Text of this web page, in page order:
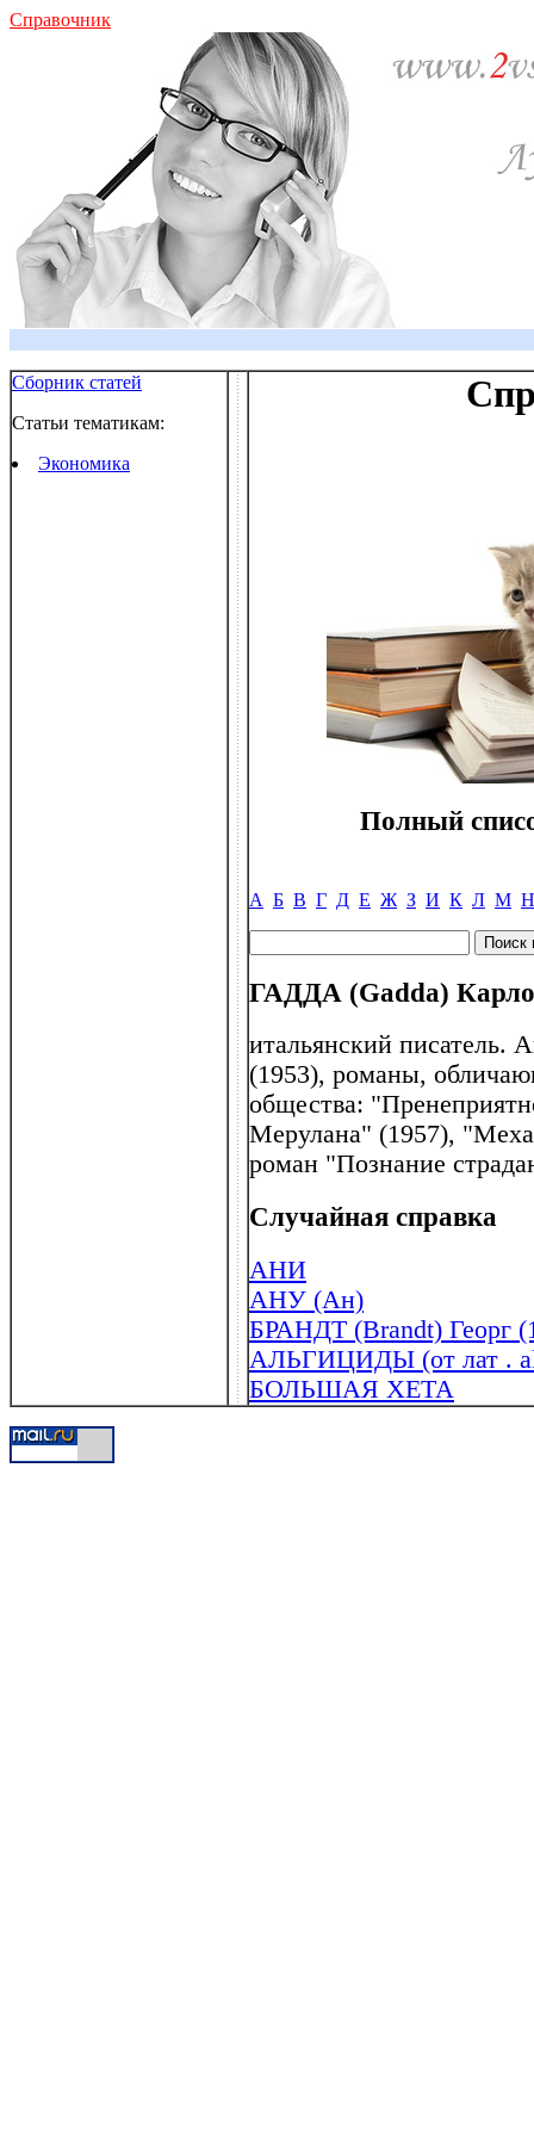
Справочник
Сборник статей
Статьи тематикам:
Экономика
Полный
А Б В Г Д Е Ж З И К Л М Н
ГАДДА (Gadda)
итальянский писатель.
(1953), романы,
общества:
Мерулана" (1957),
роман "Познание
Случайная справка
АНИ
АНУ (Ан)
БРАНДТ (Brandt) Георг
АЛЬГИЦИДЫ (от лат .
БОЛЬШАЯ ХЕТА